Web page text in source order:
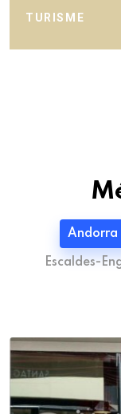
TURISME
Andorra
Escaldes-